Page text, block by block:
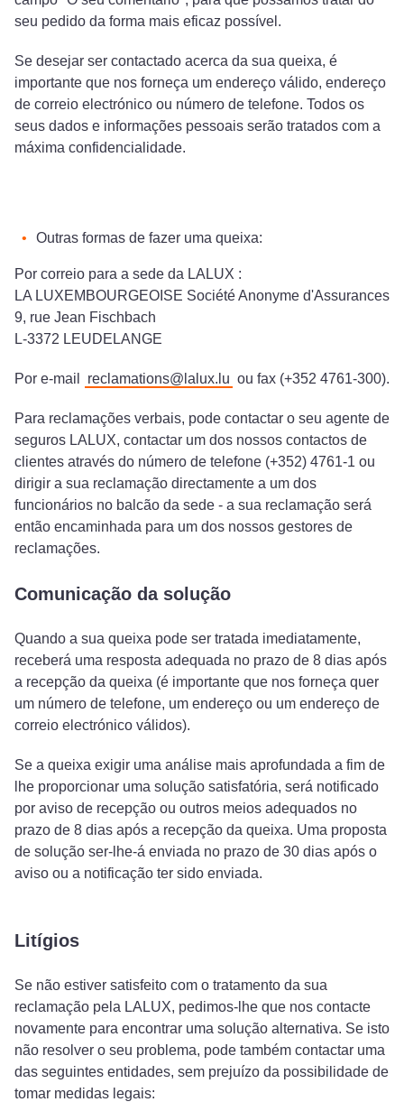
seu pedido da forma mais eficaz possível.
Se desejar ser contactado acerca da sua queixa, é
importante que nos forneça um endereço válido, endereço
de correio electrónico ou número de telefone. Todos os
seus dados e informações pessoais serão tratados com a
máxima confidencialidade.
Outras formas de fazer uma queixa:
Por correio para a sede da LALUX :
LA LUXEMBOURGEOISE Société Anonyme d'Assurances
9, rue Jean Fischbach
L-3372 LEUDELANGE
Por e-mail reclamations@lalux.lu ou fax (+352 4761-300).
Para reclamações verbais, pode contactar o seu agente de
seguros LALUX, contactar um dos nossos contactos de
clientes através do número de telefone (+352) 4761-1 ou
dirigir a sua reclamação directamente a um dos
funcionários no balcão da sede - a sua reclamação será
então encaminhada para um dos nossos gestores de
reclamações.
Comunicação da solução
Quando a sua queixa pode ser tratada imediatamente,
receberá uma resposta adequada no prazo de 8 dias após
a recepção da queixa (é importante que nos forneça quer
um número de telefone, um endereço ou um endereço de
correio electrónico válidos).
Se a queixa exigir uma análise mais aprofundada a fim de
lhe proporcionar uma solução satisfatória, será notificado
por aviso de recepção ou outros meios adequados no
prazo de 8 dias após a recepção da queixa. Uma proposta
de solução ser-lhe-á enviada no prazo de 30 dias após o
aviso ou a notificação ter sido enviada.
Litígios
Se não estiver satisfeito com o tratamento da sua
reclamação pela LALUX, pedimos-lhe que nos contacte
novamente para encontrar uma solução alternativa. Se isto
não resolver o seu problema, pode também contactar uma
das seguintes entidades, sem prejuízo da possibilidade de
tomar medidas legais: